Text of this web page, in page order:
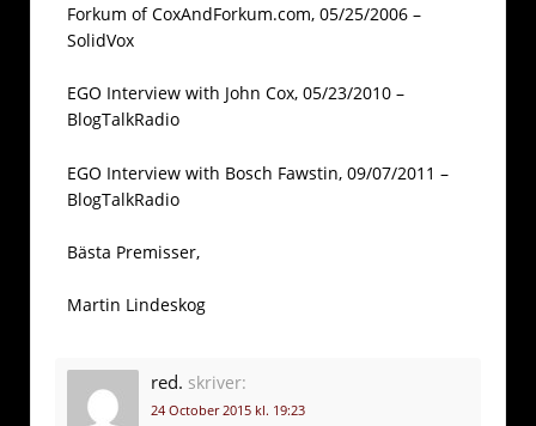
Forkum of CoxAndForkum.com, 05/25/2006 –
SolidVox
EGO Interview with John Cox, 05/23/2010 –
BlogTalkRadio
EGO Interview with Bosch Fawstin, 09/07/2011 –
BlogTalkRadio
Bästa Premisser,
Martin Lindeskog
red. skriver:
24 October 2015 kl. 19:23